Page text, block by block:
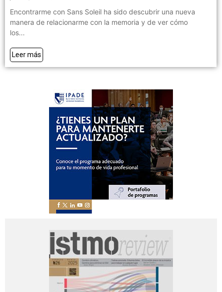
Encontrarme con Sans Soleil ha sido descubrir una nueva
manera de relacionarme con la memoria y de ver cómo
los...
Leer más